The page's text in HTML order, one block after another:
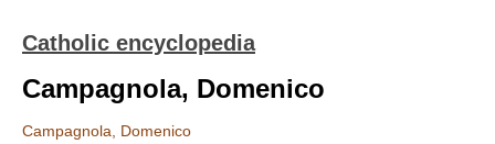
Catholic encyclopedia
Campagnola, Domenico
Campagnola, Domenico